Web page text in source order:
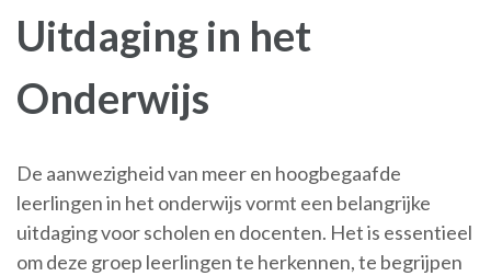
Uitdaging in het
Onderwijs
De aanwezigheid van meer en hoogbegaafde
leerlingen in het onderwijs vormt een belangrijke
uitdaging voor scholen en docenten. Het is essentieel
om deze groep leerlingen te herkennen, te begrijpen